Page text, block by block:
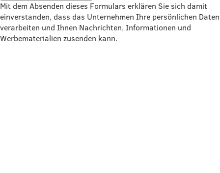
Mit dem Absenden dieses Formulars erklären Sie sich damit
einverstanden, dass das Unternehmen Ihre persönlichen Daten
verarbeiten und Ihnen Nachrichten, Informationen und
Werbematerialien zusenden kann.